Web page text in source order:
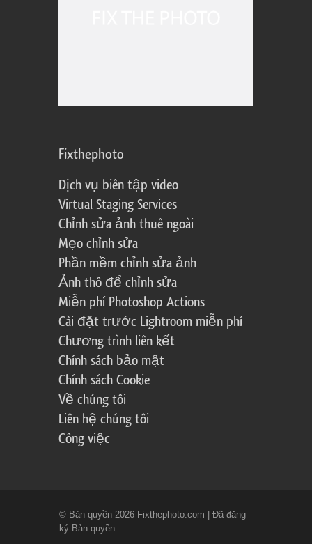
Fixthephoto
Dịch vụ biên tập video
Virtual Staging Services
Chỉnh sửa ảnh thuê ngoài
Mẹo chỉnh sửa
Phần mềm chỉnh sửa ảnh
Ảnh thô để chỉnh sửa
Miễn phí Photoshop Actions
Cài đặt trước Lightroom miễn phí
Chương trình liên kết
Chính sách bảo mật
Chính sách Cookie
Về chúng tôi
Liên hệ chúng tôi
Công việc
© Bản quyền 2026 Fixthephoto.com | Đã đăng
ký Bản quyền.